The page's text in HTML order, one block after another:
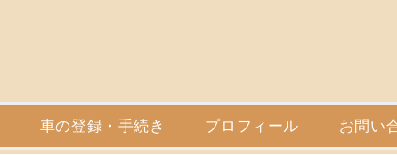
車の登録・手続き プロフィール お問い